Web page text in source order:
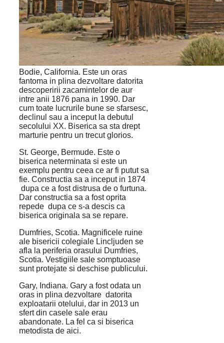
Bodie, California. Este un oras
fantoma in plina dezvoltare datorita
descoperirii zacamintelor de aur
intre anii 1876 pana in 1990. Dar
cum toate lucrurile bune se sfarsesc,
declinul sau a inceput la debutul
secolului XX. Biserica sa sta drept
marturie pentru un trecut glorios.
St. George, Bermude. Este o
biserica neterminata si este un
exemplu pentru ceea ce ar fi putut sa
fie. Constructia sa a inceput in 1874
dupa ce a fost distrusa de o furtuna.
Dar constructia sa a fost oprita
repede dupa ce s-a descis ca
biserica originala sa se repare.
Dumfries, Scotia. Magnificele ruine
ale bisericii colegiale Lincljuden se
afla la periferia orasului Dumfries,
Scotia. Vestigiile sale somptuoase
sunt protejate si deschise publicului.
Gary, Indiana. Gary a fost odata un
oras in plina dezvoltare datorita
exploatarii otelului, dar in 2013 un
sfert din casele sale erau
abandonate. La fel ca si biserica
metodista de aici.